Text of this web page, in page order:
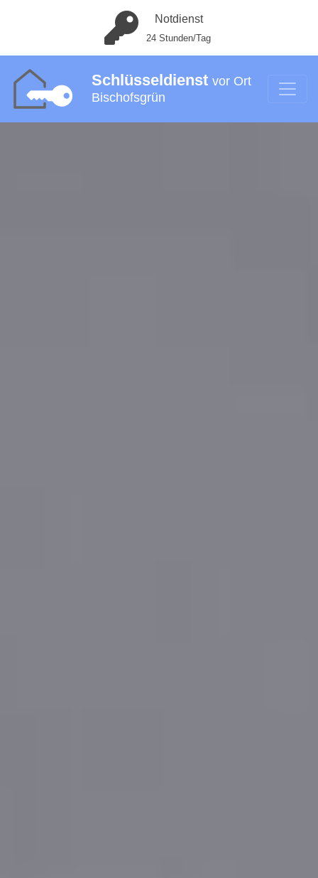
Notdienst
24 Stunden/Tag
Schlüsseldienst vor Ort
Bischofsgrün